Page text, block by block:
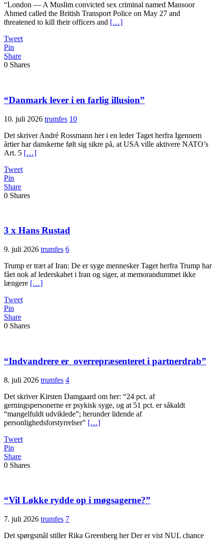
“London — A Muslim convicted sex criminal named Mansoor
Ahmed called the British Transport Police on May 27 and
threatened to kill their officers and […]
Tweet
Pin
Share
0 Shares
“Danmark lever i en farlig illusion”
10. juli 2026 trumfes 10
Det skriver André Rossmann her i en leder Taget herfra Igennem
årtier har danskerne følt sig sikre på, at USA ville aktivere NATO’s
Art. 5 […]
Tweet
Pin
Share
0 Shares
3 x Hans Rustad
9. juli 2026 trumfes 6
Trump er træt af Iran: De er syge mennesker Taget herfra Trump har
fået nok af lederskabet i Iran og siger, at memorandummet ikke
længere […]
Tweet
Pin
Share
0 Shares
“Indvandrere er overrepræsenteret i partnerdrab”
8. juli 2026 trumfes 4
Det skriver Kirsten Damgaard om her: “24 pct. af
gerningspersonerne er psykisk syge, og at 51 pct. er såkaldt
“mangelfuldt udviklede”; herunder lidende af
personlighedsforstyrrelser” […]
Tweet
Pin
Share
0 Shares
“Vil Løkke rydde op i møgsagerne?”
7. juli 2026 trumfes 7
Det spørgsmål stiller Rika Greenberg her Der er vist NUL chance